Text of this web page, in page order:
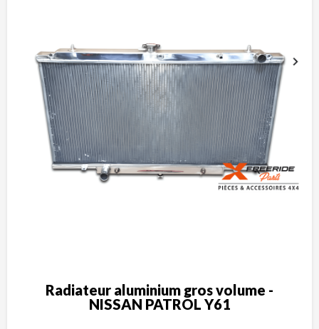
Radiateur aluminium gros volume -
NISSAN PATROL Y61